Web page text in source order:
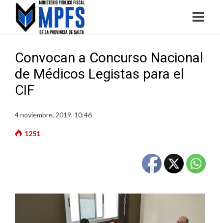
Convocan a Concurso Nacional
de Médicos Legistas para el
CIF
4 noviembre, 2019, 10:46
1251